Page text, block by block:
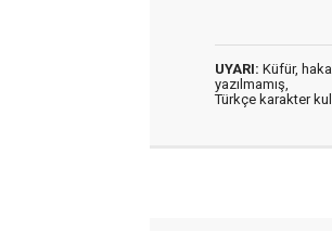
UYARI: Küfür,
yazılmamış,
Türkçe karakter